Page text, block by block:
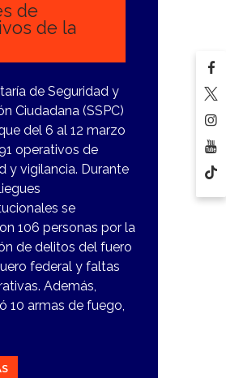
de
de la
de Seguridad y
Ciudadana (SSPC)
del 6 al 12 marzo
operativos de
y vigilancia. Durante
se
106 personas por la
de delitos del fuero
federal y faltas
Además,
10 armas de fuego,